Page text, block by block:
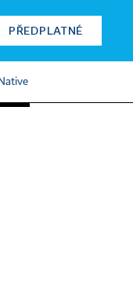
PŘEDPLATNÉ